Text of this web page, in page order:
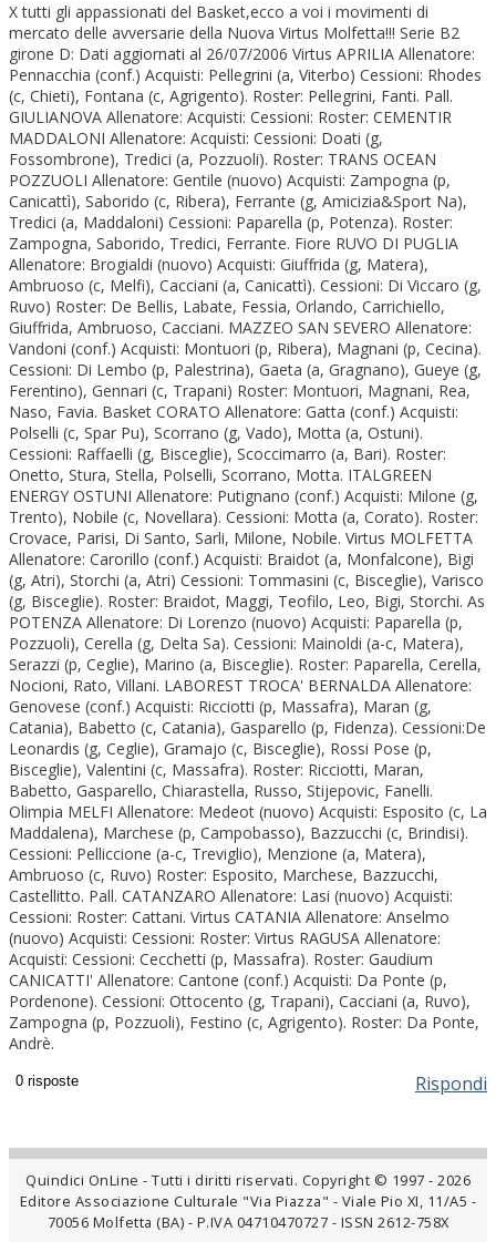
X tutti gli appassionati del Basket,ecco a voi i movimenti di
mercato delle avversarie della Nuova Virtus Molfetta!!! Serie B2
girone D: Dati aggiornati al 26/07/2006 Virtus APRILIA Allenatore:
Pennacchia (conf.) Acquisti: Pellegrini (a, Viterbo) Cessioni: Rhodes
(c, Chieti), Fontana (c, Agrigento). Roster: Pellegrini, Fanti. Pall.
GIULIANOVA Allenatore: Acquisti: Cessioni: Roster: CEMENTIR
MADDALONI Allenatore: Acquisti: Cessioni: Doati (g,
Fossombrone), Tredici (a, Pozzuoli). Roster: TRANS OCEAN
POZZUOLI Allenatore: Gentile (nuovo) Acquisti: Zampogna (p,
Canicattì), Saborido (c, Ribera), Ferrante (g, Amicizia&Sport Na),
Tredici (a, Maddaloni) Cessioni: Paparella (p, Potenza). Roster:
Zampogna, Saborido, Tredici, Ferrante. Fiore RUVO DI PUGLIA
Allenatore: Brogialdi (nuovo) Acquisti: Giuffrida (g, Matera),
Ambruoso (c, Melfi), Cacciani (a, Canicattì). Cessioni: Di Viccaro (g,
Ruvo) Roster: De Bellis, Labate, Fessia, Orlando, Carrichiello,
Giuffrida, Ambruoso, Cacciani. MAZZEO SAN SEVERO Allenatore:
Vandoni (conf.) Acquisti: Montuori (p, Ribera), Magnani (p, Cecina).
Cessioni: Di Lembo (p, Palestrina), Gaeta (a, Gragnano), Gueye (g,
Ferentino), Gennari (c, Trapani) Roster: Montuori, Magnani, Rea,
Naso, Favia. Basket CORATO Allenatore: Gatta (conf.) Acquisti:
Polselli (c, Spar Pu), Scorrano (g, Vado), Motta (a, Ostuni).
Cessioni: Raffaelli (g, Bisceglie), Scoccimarro (a, Bari). Roster:
Onetto, Stura, Stella, Polselli, Scorrano, Motta. ITALGREEN
ENERGY OSTUNI Allenatore: Putignano (conf.) Acquisti: Milone (g,
Trento), Nobile (c, Novellara). Cessioni: Motta (a, Corato). Roster:
Crovace, Parisi, Di Santo, Sarli, Milone, Nobile. Virtus MOLFETTA
Allenatore: Carorillo (conf.) Acquisti: Braidot (a, Monfalcone), Bigi
(g, Atri), Storchi (a, Atri) Cessioni: Tommasini (c, Bisceglie), Varisco
(g, Bisceglie). Roster: Braidot, Maggi, Teofilo, Leo, Bigi, Storchi. As
POTENZA Allenatore: Di Lorenzo (nuovo) Acquisti: Paparella (p,
Pozzuoli), Cerella (g, Delta Sa). Cessioni: Mainoldi (a-c, Matera),
Serazzi (p, Ceglie), Marino (a, Bisceglie). Roster: Paparella, Cerella,
Nocioni, Rato, Villani. LABOREST TROCA' BERNALDA Allenatore:
Genovese (conf.) Acquisti: Ricciotti (p, Massafra), Maran (g,
Catania), Babetto (c, Catania), Gasparello (p, Fidenza). Cessioni:De
Leonardis (g, Ceglie), Gramajo (c, Bisceglie), Rossi Pose (p,
Bisceglie), Valentini (c, Massafra). Roster: Ricciotti, Maran,
Babetto, Gasparello, Chiarastella, Russo, Stijepovic, Fanelli.
Olimpia MELFI Allenatore: Medeot (nuovo) Acquisti: Esposito (c, La
Maddalena), Marchese (p, Campobasso), Bazzucchi (c, Brindisi).
Cessioni: Pelliccione (a-c, Treviglio), Menzione (a, Matera),
Ambruoso (c, Ruvo) Roster: Esposito, Marchese, Bazzucchi,
Castellitto. Pall. CATANZARO Allenatore: Lasi (nuovo) Acquisti:
Cessioni: Roster: Cattani. Virtus CATANIA Allenatore: Anselmo
(nuovo) Acquisti: Cessioni: Roster: Virtus RAGUSA Allenatore:
Acquisti: Cessioni: Cecchetti (p, Massafra). Roster: Gaudium
CANICATTI' Allenatore: Cantone (conf.) Acquisti: Da Ponte (p,
Pordenone). Cessioni: Ottocento (g, Trapani), Cacciani (a, Ruvo),
Zampogna (p, Pozzuoli), Festino (c, Agrigento). Roster: Da Ponte,
Andrè.
Rispondi
Quindici OnLine - Tutti i diritti riservati. Copyright © 1997 - 2026
Editore Associazione Culturale "Via Piazza" - Viale Pio XI, 11/A5 -
70056 Molfetta (BA) - P.IVA 04710470727 - ISSN 2612-758X